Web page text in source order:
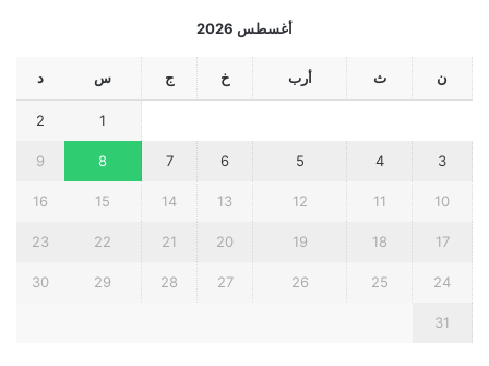
أغسطس 2026
ن ث أرب خ ج س د
1
2
3
4
5
6
7
8
9
10
11
12
13
14
15
16
17
18
19
20
21
22
23
24
25
26
27
28
29
30
31